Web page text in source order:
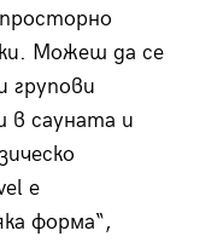
Можеш да се
групови
в сауната и
е
форма“,